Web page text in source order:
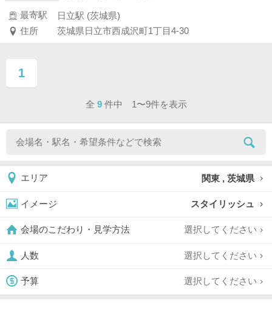
最寄駅
日立駅 (茨城県)
住所
茨城県日立市西成沢町1丁目4-30
1
ページ目
全 9 件中 1〜9件を表示
エリア 関東 , 茨城県
イメージ スタイリッシュ
会場のこだわり・見学方法 選択してください
人数 選択してください
予算 選択してください